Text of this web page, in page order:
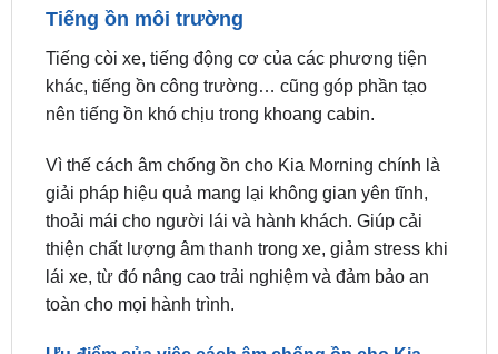
gương chiếu hậu lớn khiến Kia Morning dễ bị ảnh
hưởng bởi tiếng gió rít khi di chuyển ở tốc độ cao.
Tiếng ồn môi trường
khác, tiếng ồn công trường… cũng góp phần tạo
nên tiếng ồn khó chịu trong khoang cabin.
Vì thế cách âm chống ồn cho Kia Morning chính là
giải pháp hiệu quả mang lại không gian yên tĩnh,
thoải mái cho người lái và hành khách. Giúp cải